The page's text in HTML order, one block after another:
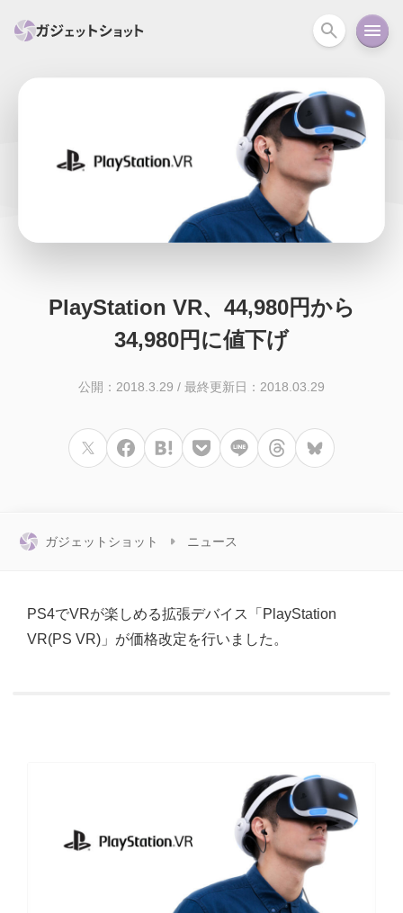
カメラ ウェアラ
アクションカメラ
Mac Android コラム
PlayStation VR、44,980円から
34,980円に値下げ
公開：2018.3.29 / 最終更新日：2018.03.29
ガジェットショット ニュース
PS4でVRが楽しめる拡張デバイス「PlayStation
VR(PS VR)」が価格改定を行いました。